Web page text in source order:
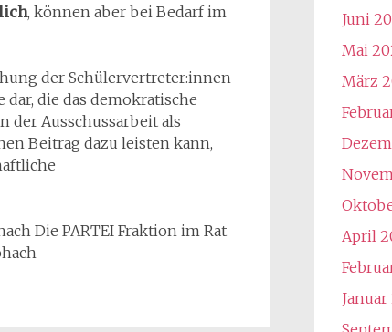
, können aber bei Bedarf im
der Schülervertreter:innen
die das demokratische
der Ausschussarbeit als
Beitrag dazu leisten kann,
Die PARTEI Fraktion im Rat
Juni
Mai
März
April